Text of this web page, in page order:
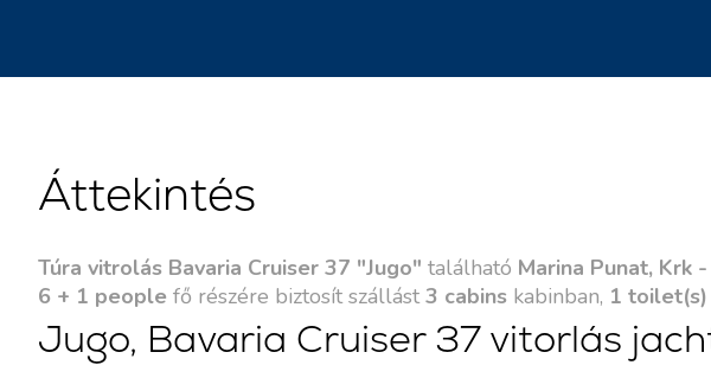
Áttekintés
Túra vitrolás Bavaria Cruiser 37 "Jugo" található Marina Punat, Krk
6 + 1 people fő részére biztosít szállást 3 cabins kabinban, 1 toilet(s)
Jugo, Bavaria Cruiser 37 vitorlás